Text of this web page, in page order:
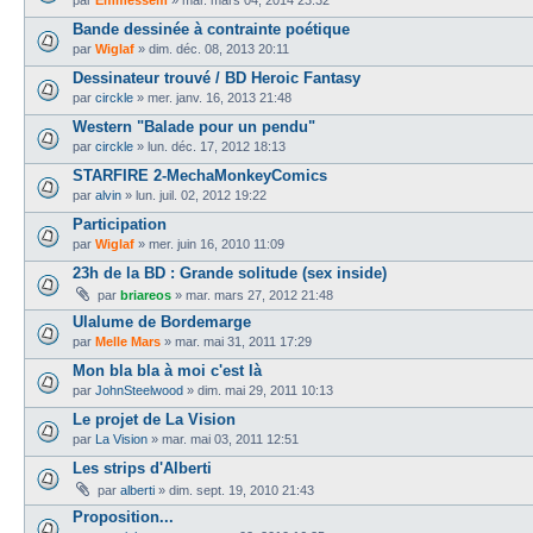
Bande dessinée à contrainte poétique
par Wiglaf » dim. déc. 08, 2013 20:11
Dessinateur trouvé / BD Heroic Fantasy
par circkle » mer. janv. 16, 2013 21:48
Western "Balade pour un pendu"
par circkle » lun. déc. 17, 2012 18:13
STARFIRE 2-MechaMonkeyComics
par alvin » lun. juil. 02, 2012 19:22
Participation
par Wiglaf » mer. juin 16, 2010 11:09
23h de la BD : Grande solitude (sex inside)
par briareos » mar. mars 27, 2012 21:48
Ulalume de Bordemarge
par Melle Mars » mar. mai 31, 2011 17:29
Mon bla bla à moi c'est là
par JohnSteelwood » dim. mai 29, 2011 10:13
Le projet de La Vision
par La Vision » mar. mai 03, 2011 12:51
Les strips d'Alberti
par alberti » dim. sept. 19, 2010 21:43
Proposition...